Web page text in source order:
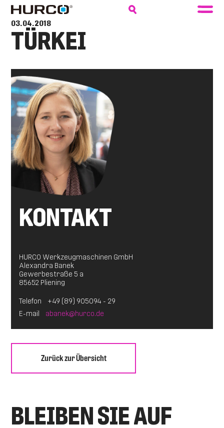
03.04.2018
TÜRKEI
KONTAKT
HURCO Werkzeugmaschinen GmbH
Alexandra Banek
Gewerbestraße 5 a
85652 Pliening
Telefon
+49 (89) 905094 - 29
E-mail
abanek@hurco.de
Zurück zur Übersicht
BLEIBEN SIE AUF